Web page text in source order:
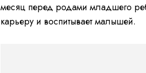
месяц перед родами младшего
карьеру и воспитывает малышей.